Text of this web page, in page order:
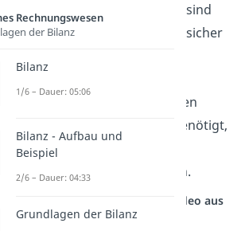
Verpackungsmaterialien
sind
notwendig, um Produkte sicher
werden in vielen
Produktionsprozessen benötigt,
um verschiedene Teile
miteinander zu verbinden.
Studyflix vernetzt: Hier ein Video aus
einem anderen Bereich
Rechnungswesen
der Bilanz
Bilanz
1/6 – Dauer: 05:06
Bilanz - Aufbau und
Beispiel
2/6 – Dauer: 04:33
Grundlagen der Bilanz